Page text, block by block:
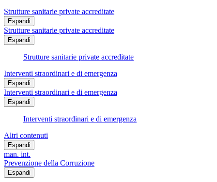
Strutture sanitarie private accreditate
Espandi
Strutture sanitarie private accreditate
Espandi
Strutture sanitarie private accreditate
Interventi straordinari e di emergenza
Espandi
Interventi straordinari e di emergenza
Espandi
Interventi straordinari e di emergenza
Altri contenuti
Espandi
man. int.
Prevenzione della Corruzione
Espandi